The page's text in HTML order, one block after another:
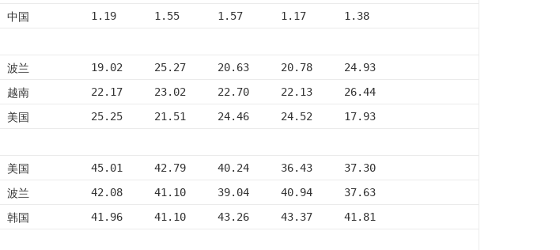
中国 1.19      1.55      1.57      1.17      1.38
波兰 19.02     25.27     20.63     20.78     24.93
越南 22.17     23.02     22.70     22.13     26.44
美国 25.25     21.51     24.46     24.52     17.93
美国 45.01     42.79     40.24     36.43     37.30
波兰 42.08     41.10     39.04     40.94     37.63
韩国 41.96     41.10     43.26     43.37     41.81